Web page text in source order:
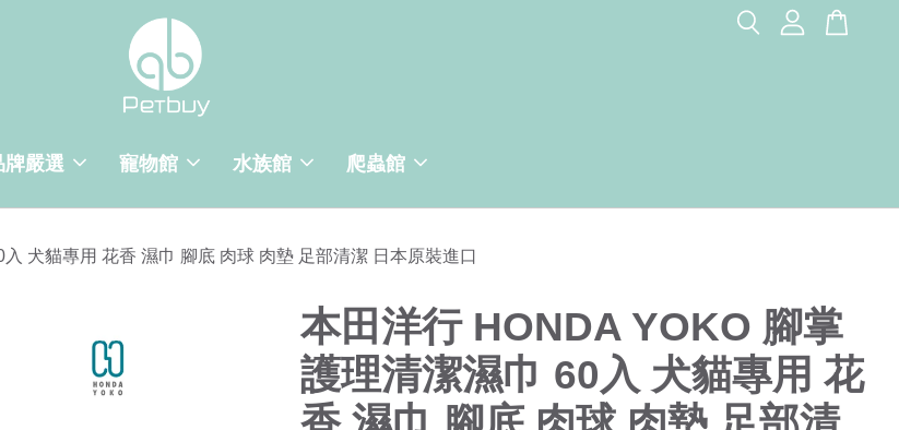
牌嚴選 寵物館 水族館 爬蟲館
犬貓專用 花香 濕巾 腳底 肉球 肉墊 足部清潔 日本原裝進口
本田洋行 HONDA YOKO 腳掌
護理清潔濕巾 60入 犬貓專用 花